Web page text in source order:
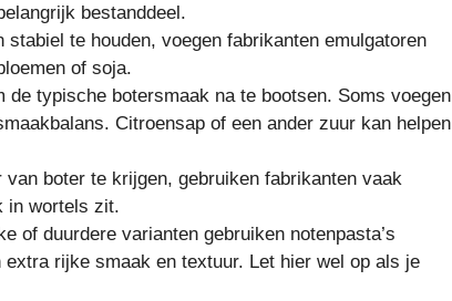
bestanddeel.
stabiel te houden, voegen fabrikanten emulgatoren
of soja.
de typische botersmaak na te bootsen. Soms voegen
Citroensap of een ander zuur kan helpen
boter te krijgen, gebruiken fabrikanten vaak
in wortels zit.
of duurdere varianten gebruiken notenpasta’s
rijke smaak en textuur. Let hier wel op als je